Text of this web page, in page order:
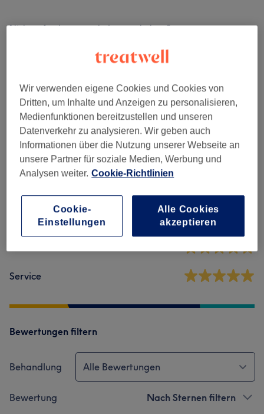
Nicht gefunden wonach du gesucht hast?
Salonbewertungen
5,0
Ambiente
Service
Bewertungen filtern
Behandlung Alle Bewertungen
Bewertung Nach Sternen filtern
Wir verwenden eigene Cookies und Cookies von
Dritten, um Inhalte und Anzeigen zu personalisieren,
Medienfunktionen bereitzustellen und unseren
Datenverkehr zu analysieren. Wir geben auch
Informationen über die Nutzung unserer Webseite an
unsere Partner für soziale Medien, Werbung und
Analysen weiter. Cookie-Richtlinien
Cookie-
Einstellungen
Alle Cookies
akzeptieren